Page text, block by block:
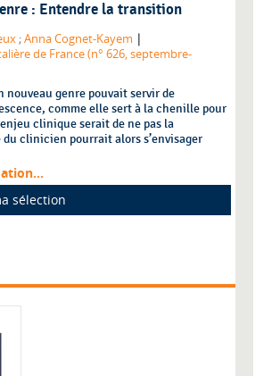
: Entendre la transition
;Anna Cognet-Kayem |
de France (n° 626, septembre-
nouveau genre pouvait servir de
comme elle sert à la chenille pour
clinique serait de ne pas la
clinicien pourrait alors s’envisager
sélection